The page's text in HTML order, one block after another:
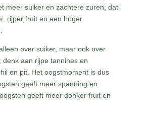
meer suiker en zachtere zuren; dat
rijper fruit en een hoger
over suiker, maar ook over
denk aan rijpe tannines en
en pit. Het oogstmoment is dus
geeft meer spanning en
geeft meer donker fruit en